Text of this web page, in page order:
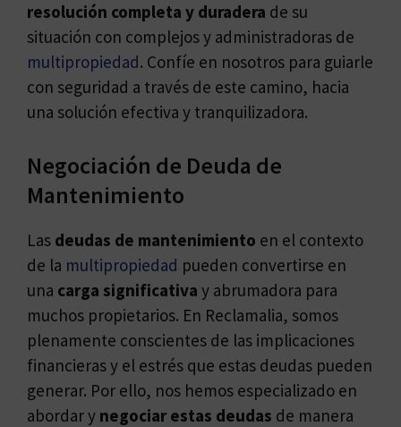
resolución completa y duradera de su
situación con complejos y administradoras de
multipropiedad. Confíe en nosotros para guiarle
con seguridad a través de este camino, hacia
una solución efectiva y tranquilizadora.
Negociación de Deuda de
Mantenimiento
Las deudas de mantenimiento en el contexto
de la multipropiedad pueden convertirse en
una carga significativa y abrumadora para
muchos propietarios. En Reclamalia, somos
plenamente conscientes de las implicaciones
financieras y el estrés que estas deudas pueden
generar. Por ello, nos hemos especializado en
abordar y negociar estas deudas de manera